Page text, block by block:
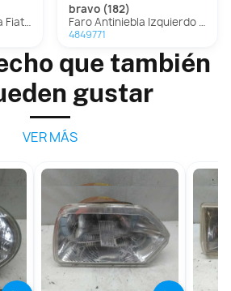
bravo (182)
Faro Antiniebla Izquierdo para Fiat Bravo (182)
4849771
que también
gustar
VER MÁS